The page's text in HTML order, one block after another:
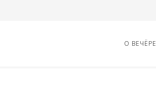
О ВЕЧЁРЕ